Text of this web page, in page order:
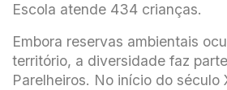
Escola atende 434 crianças.
Embora reservas ambientais
território, a diversidade faz
Parelheiros. No início do século